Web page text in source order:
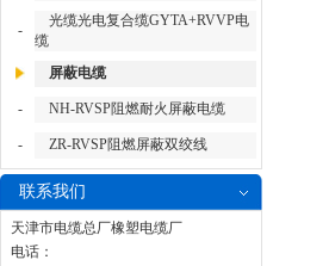
-
光缆光电复合缆GYTA+RVVP电
缆
屏蔽电缆
- NH-RVSP阻燃耐火屏蔽电缆
- ZR-RVSP阻燃屏蔽双绞线
联系我们
天津市电缆总厂橡塑电缆厂
电话：